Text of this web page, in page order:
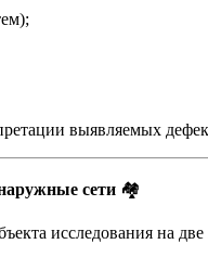
выявляемых
сети 🏘️
исследования на